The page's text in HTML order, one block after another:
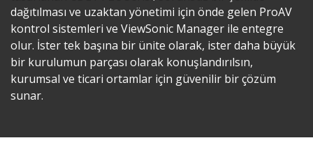
dağıtılması ve uzaktan yönetimi için önde gelen ProAV
kontrol sistemleri ve ViewSonic Manager ile entegre
olur. İster tek başına bir ünite olarak, ister daha büyük
bir kurulumun parçası olarak konuşlandırılsın,
kurumsal ve ticari ortamlar için güvenilir bir çözüm
sunar.